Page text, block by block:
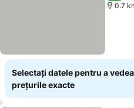
0.7
Selectați datele pentru a vedea
prețurile exacte